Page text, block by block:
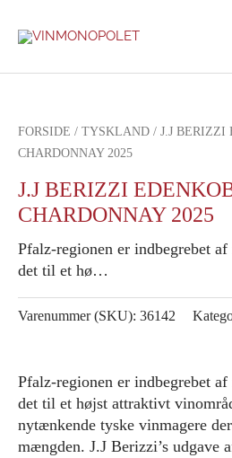
FORSIDE / TYSKLAND / J.J BERIZZI
CHARDONNAY 2025
J.J BERIZZI
CHARDONNAY 2025
Pfalz-regionen er indbegrebet
det til et hø…
Varenummer (SKU): 36142
Pfalz-regionen er indbegrebet
det til et højst attraktivt
nytænkende tyske vinmagere
mængden. J.J Berizzi’s udgave